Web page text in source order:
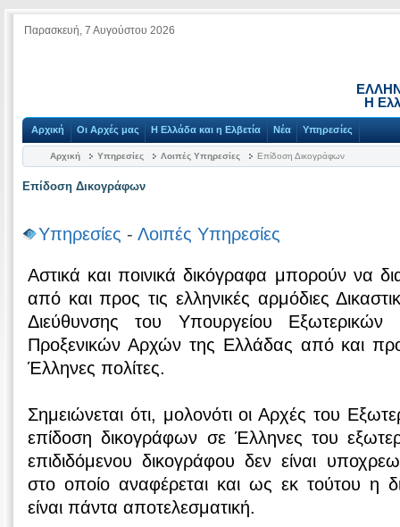
Παρασκευή, 7 Αυγούστου 2026
Η
Αρχική Οι Αρχές μας Η Ελλάδα και η Ελβετία Νέα Υπηρεσίες
Αρχική Υπηρεσίες Λοιπές Υπηρεσίες Επίδοση Δικογράφων
Επίδοση Δικογράφων
Υπηρεσίες - Λοιπές Υπηρεσίες
Αστικά και ποινικά δικόγραφα μπορούν να
από και προς τις ελληνικές αρμόδιες
Διεύθυνσης του Υπουργείου
Προξενικών Αρχών της Ελλάδας από και
Έλληνες πολίτες.
Σημειώνεται ότι, μολονότι οι Αρχές του
επίδοση δικογράφων σε Έλληνες του
επιδιδόμενου δικογράφου δεν είναι
στο οποίο αναφέρεται και ως εκ τούτου η
είναι πάντα αποτελεσματική.